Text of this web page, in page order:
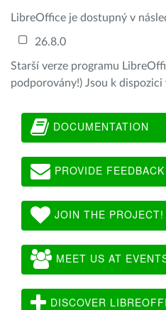
LibreOffice je dostupný v
26.8.0
Starší verze programu
podporovány!) Jsou k dispozici
DOCUMENTATION
PROVIDE FEEDBACK
JOIN THE PROJECT!
MEET US AT
DISCOVER